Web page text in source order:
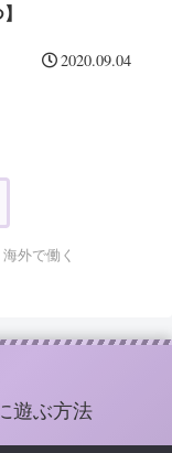
2020.09.04
海外で働く